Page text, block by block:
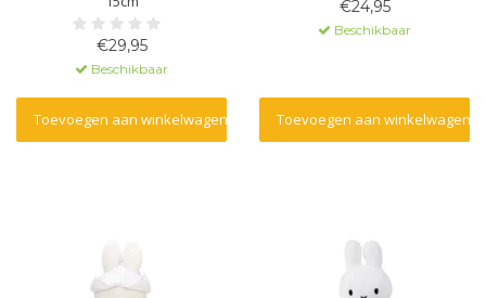
€29,95
Beschikbaar
Toevoegen aan winkelwagen
€24,95
Beschikbaar
Toevoegen aan winkelwagen